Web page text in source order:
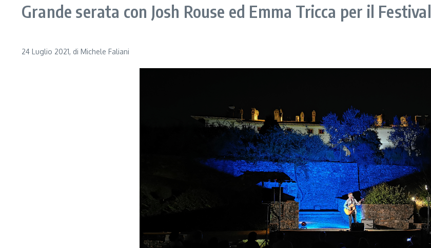
Grande serata con Josh Rouse ed Emma Tricca per il
24 Luglio 2021, di Michele Faliani